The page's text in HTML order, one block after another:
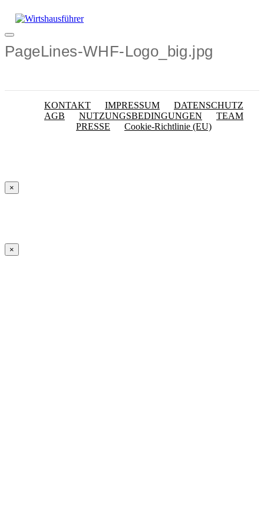
Inhalt
Menü
PageLines-WHF-Logo_big.jpg
KONTAKT IMPRESSUM
DATENSCHUTZ
AGB
NUTZUNGSBEDINGUNGEN
TEAM
PRESSE
Cookie-Richtlinie (EU)
×
×